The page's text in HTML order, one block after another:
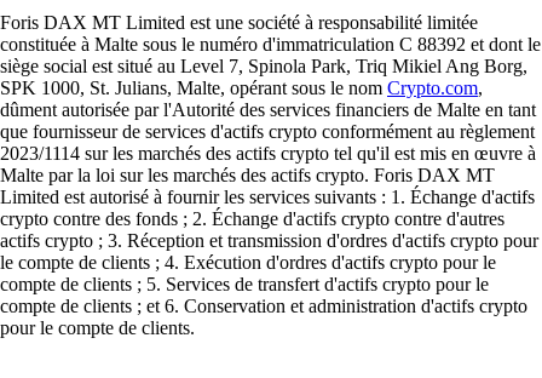
Foris DAX MT Limited est une société à responsabilité limitée
constituée à Malte sous le numéro d'immatriculation C 88392 et dont le
siège social est situé au Level 7, Spinola Park, Triq Mikiel Ang Borg,
SPK 1000, St. Julians, Malte, opérant sous le nom Crypto.com,
dûment autorisée par l'Autorité des services financiers de Malte en tant
que fournisseur de services d'actifs crypto conformément au règlement
2023/1114 sur les marchés des actifs crypto tel qu'il est mis en œuvre à
Malte par la loi sur les marchés des actifs crypto. Foris DAX MT
Limited est autorisé à fournir les services suivants : 1. Échange d'actifs
crypto contre des fonds ; 2. Échange d'actifs crypto contre d'autres
actifs crypto ; 3. Réception et transmission d'ordres d'actifs crypto pour
le compte de clients ; 4. Exécution d'ordres d'actifs crypto pour le
compte de clients ; 5. Services de transfert d'actifs crypto pour le
compte de clients ; et 6. Conservation et administration d'actifs crypto
pour le compte de clients.